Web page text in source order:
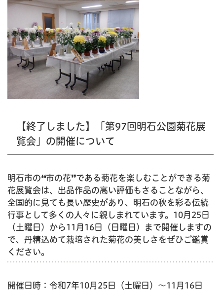
【終了しました】「第97回明石公園菊花展
覧会」の開催について
明石市の❛❛市の花❜❜である菊花を楽しむことができる菊
花展覧会は、出品作品の高い評価もさることながら、
全国的に見ても長い歴史があり、明石の秋を彩る伝統
行事として多くの人々に親しまれています。10月25日
（土曜日）から11月16日（日曜日）まで開催しますの
で、丹精込めて栽培された菊花の美しさをぜひご鑑賞
ください。
開催日時：令和7年10月25日（土曜日）～11月16日